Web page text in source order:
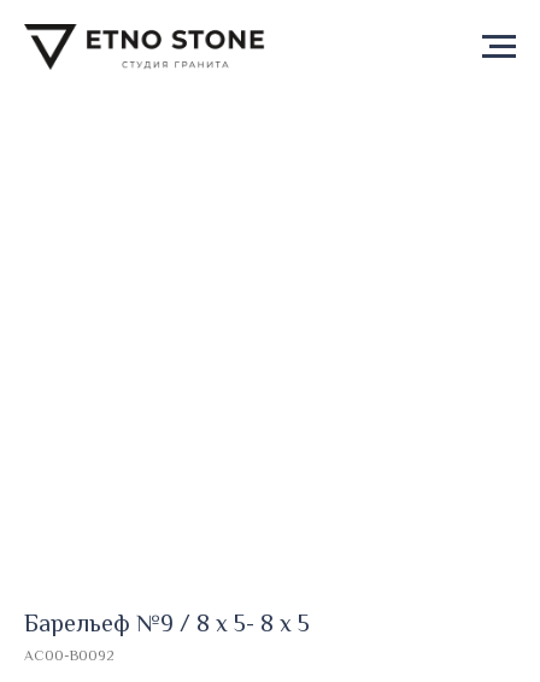
Барельеф №9 / 8 х 5- 8 х 5
AC00-B0092